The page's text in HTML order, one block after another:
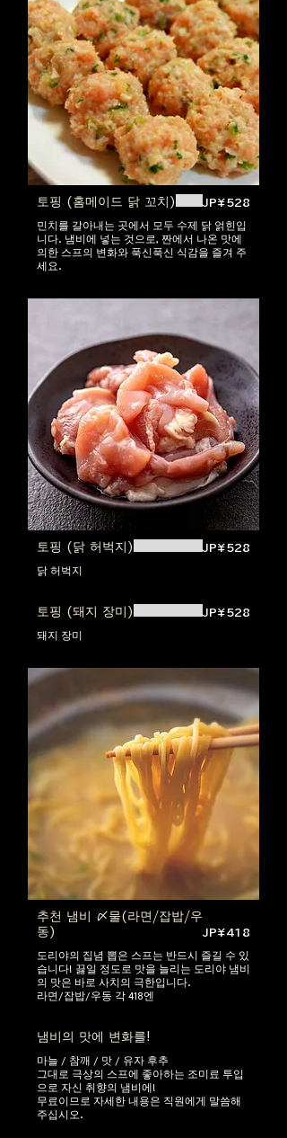
토핑 (홈메이드 닭 꼬치)
민치를 갈아내는 곳에서 모두 수제 닭 얽힌입
니다. 냄비에 넣는 것으로, 짠에서 나온 맛에
의한 스프의 변화와 푹신푹신 식감을 즐겨 주
세요.
JP¥528
토핑 (닭 허벅지)
닭 허벅지
JP¥528
토핑 (돼지 장미)
돼지 장미
JP¥528
추천 냄비 〆물(라면/잡밥/우
동)
도리야의 집념 뽑은 스프는 반드시 즐길 수 있
습니다! 끓일 정도로 맛을 늘리는 도리야 냄비
의 맛은 바로 사치의 극한입니다.
라면/잡밥/우동 각 418엔
JP¥418
냄비의 맛에 변화를!
마늘 / 참깨 / 맛 / 유자 후추
그대로 극상의 스프에 좋아하는 조미료 투입
으로 자신 취향의 냄비에!
무료이므로 자세한 내용은 직원에게 말씀해
주십시오.